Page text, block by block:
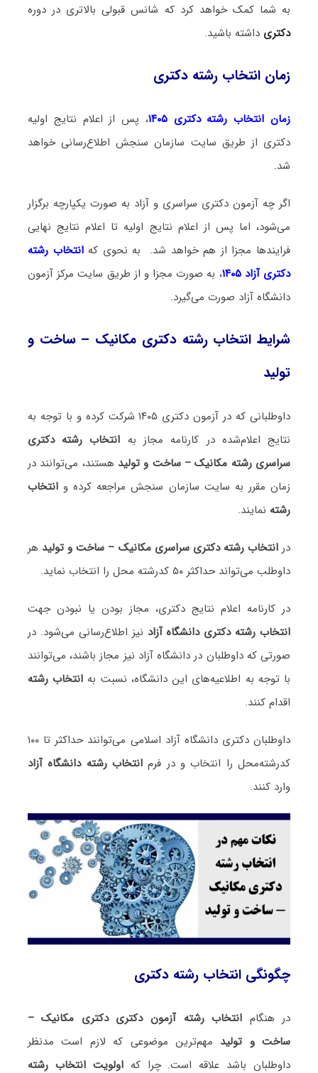
به شما کمک خواهد کرد که شانس قبولی بالاتری در دوره
دکتری داشته باشید.
زمان انتخاب رشته دکتری
زمان انتخاب رشته دکتری ۱۴۰۵
، پس از اعلام نتایج اولیه
دکتری از طریق سایت سازمان سنجش اطلاع‌رسانی خواهد
شد.
اگر چه آزمون دکتری سراسری و آزاد به صورت یکپارچه برگزار
می‌شود، اما پس از اعلام نتایج اولیه تا اعلام نتایج نهایی
فرایندها مجزا از هم خواهد شد. به نحوی که انتخاب رشته
دکتری آزاد ۱۴۰۵
، به صورت مجزا و از طریق سایت مرکز آزمون
دانشگاه آزاد صورت می‌گیرد.
شرایط انتخاب رشته دکتری مکانیک – ساخت و
تولید
داوطلبانی که در آزمون دکتری ۱۴۰۵ شرکت کرده و با توجه به
نتایج اعلام‌شده در کارنامه مجاز به انتخاب رشته دکتری
سراسری رشته مکانیک – ساخت و تولید هستند، می‌توانند در
زمان مقرر به سایت سازمان سنجش مراجعه کرده وانتخاب
رشته نمایند.
درانتخاب رشته دکتری سراسری مکانیک – ساخت و تولید هر
داوطلب می‌تواند حداکثر ۵۰ کدرشته محل را انتخاب نماید.
در کارنامه اعلام نتایج دکتری، مجاز بودن یا نبودن جهت
انتخاب رشته دکتری دانشگاه آزاد نیز اطلاع‌رسانی می‌شود. در
صورتی که داوطلبان در دانشگاه آزاد نیز مجاز باشند، می‌توانند
با توجه به اطلاعیه‌های این دانشگاه، نسبت به انتخاب رشته
اقدام کنند.
داوطلبان دکتری دانشگاه آزاد اسلامی می‌توانند حداکثر تا ۱۰۰
کدرشته‌محل را انتخاب و در فرم انتخاب رشته دانشگاه آزاد
وارد کنند.
چگونگی انتخاب رشته دکتری
در هنگام انتخاب رشته آزمون دکتری دکتری مکانیک –
ساخت و تولید مهم‌ترین موضوعی که لازم است مدنظر
داوطلبان باشد علاقه است. چرا کهاولویت انتخاب رشته